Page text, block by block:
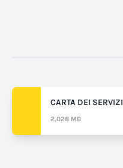
CARTA DEI SERVIZI
2,028 MB